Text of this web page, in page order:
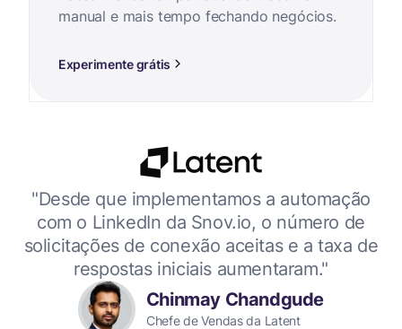
manual e mais tempo fechando negócios.
Experimente grátis
"Desde que implementamos a automação
com o LinkedIn da Snov.io, o número de
solicitações de conexão aceitas e a taxa de
respostas iniciais aumentaram."
Chinmay Chandgude
Chefe de Vendas da Latent